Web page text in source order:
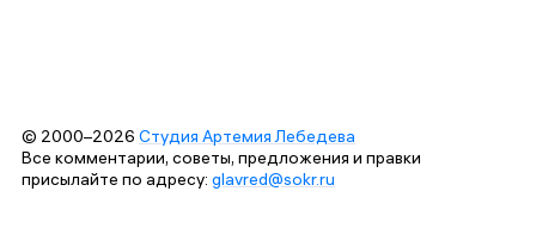
© 2000–2026 Студия Артемия Лебедева
Все комментарии, советы, предложения и правки
присылайте по адресу: glavred@sokr.ru